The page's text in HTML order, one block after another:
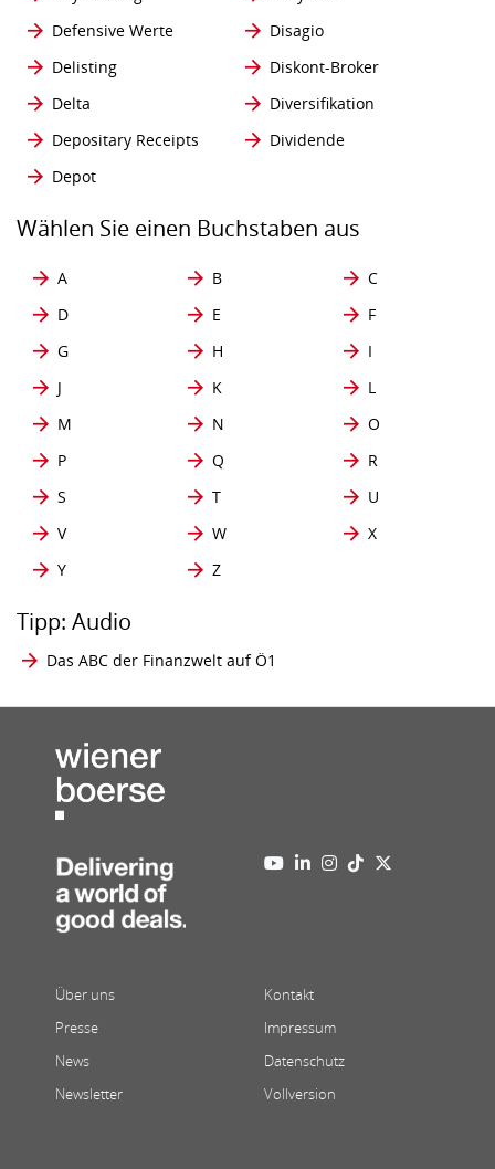
Defensive Werte
Disagio
Delisting
Diskont-Broker
Delta
Diversifikation
Depositary Receipts
Dividende
Depot
Wählen Sie einen Buchstaben aus
A B
C
D
E
F
G
H
I
J
K
L
M
N
O
P
Q
R
S
T
U
V
W
X
Y
Z
Tipp: Audio
Das ABC der Finanzwelt auf Ö1
Über uns
Presse
News
Newsletter
Kontakt
Impressum
Datenschutz
Vollversion